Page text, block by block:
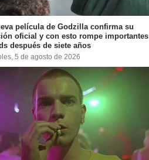
película de Godzilla confirma su
oficial y con esto rompe importantes
después de siete años
5 de agosto de 2026